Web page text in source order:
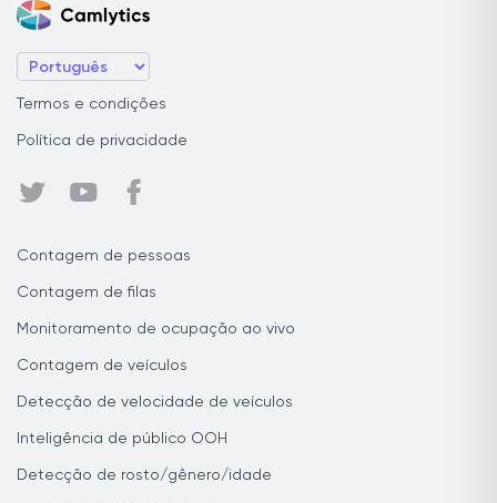
Termos e condições
Política de privacidade
Contagem de pessoas
Contagem de filas
Monitoramento de ocupação ao vivo
Contagem de veículos
Detecção de velocidade de veículos
Inteligência de público OOH
Detecção de rosto/gênero/idade